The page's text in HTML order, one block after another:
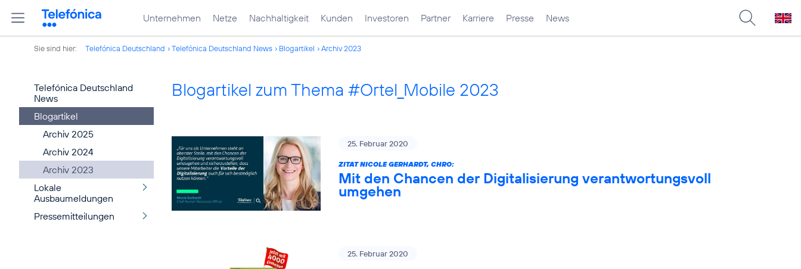
Unternehmen Netze Nachhaltigkeit Kunden Investoren Partner Karriere Presse News
Sie sind hier: Telefónica Deutschland Telefónica Deutschland News Blogartikel Archiv 2023
Telefónica Deutschland
News
Blogartikel
Archiv 2025
Archiv 2024
Archiv 2023
Lokale
Ausbaumeldungen
Pressemitteilungen
Blogartikel zum Thema #Ortel_Mobile 2023
25. Februar 2020
ZITAT NICOLE GERHARDT, CHRO:
Mit den Chancen der Digitalisierung verantwortungsvoll
umgehen
25. Februar 2020